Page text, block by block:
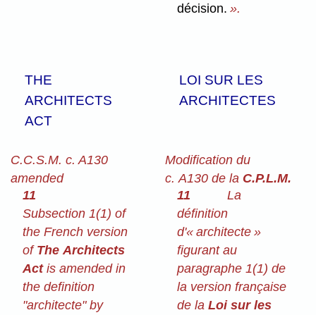
décision.».
THE
ARCHITECTS
ACT
LOI SUR LES
ARCHITECTES
C.C.S.M. c. A130
amended
11
Subsection 1(1) of
the French version
of The Architects
Actis amended in
the definition
"architecte" by
Modification du
c. A130 de la C.P.L.M.
11
La
définition
d'« architecte »
figurant au
paragraphe 1(1) de
la version française
de laLoi sur les